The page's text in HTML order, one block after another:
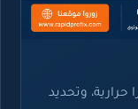
وتحديد